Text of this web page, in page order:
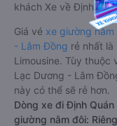
khách Xe về Định
Giá vé xe giường
- Lâm Đồng rẻ nhất
Limousine. Tùy thuộc
Lạc Dương - Lâm
này có thể sẽ rẻ hơn.
Dòng xe đi Định
giường nằm đôi: